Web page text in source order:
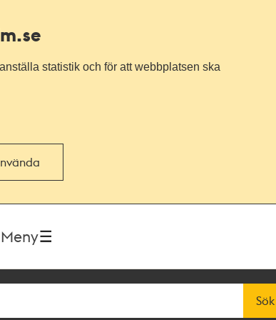
statistik och för att webbplatsen ska
Meny
Sök